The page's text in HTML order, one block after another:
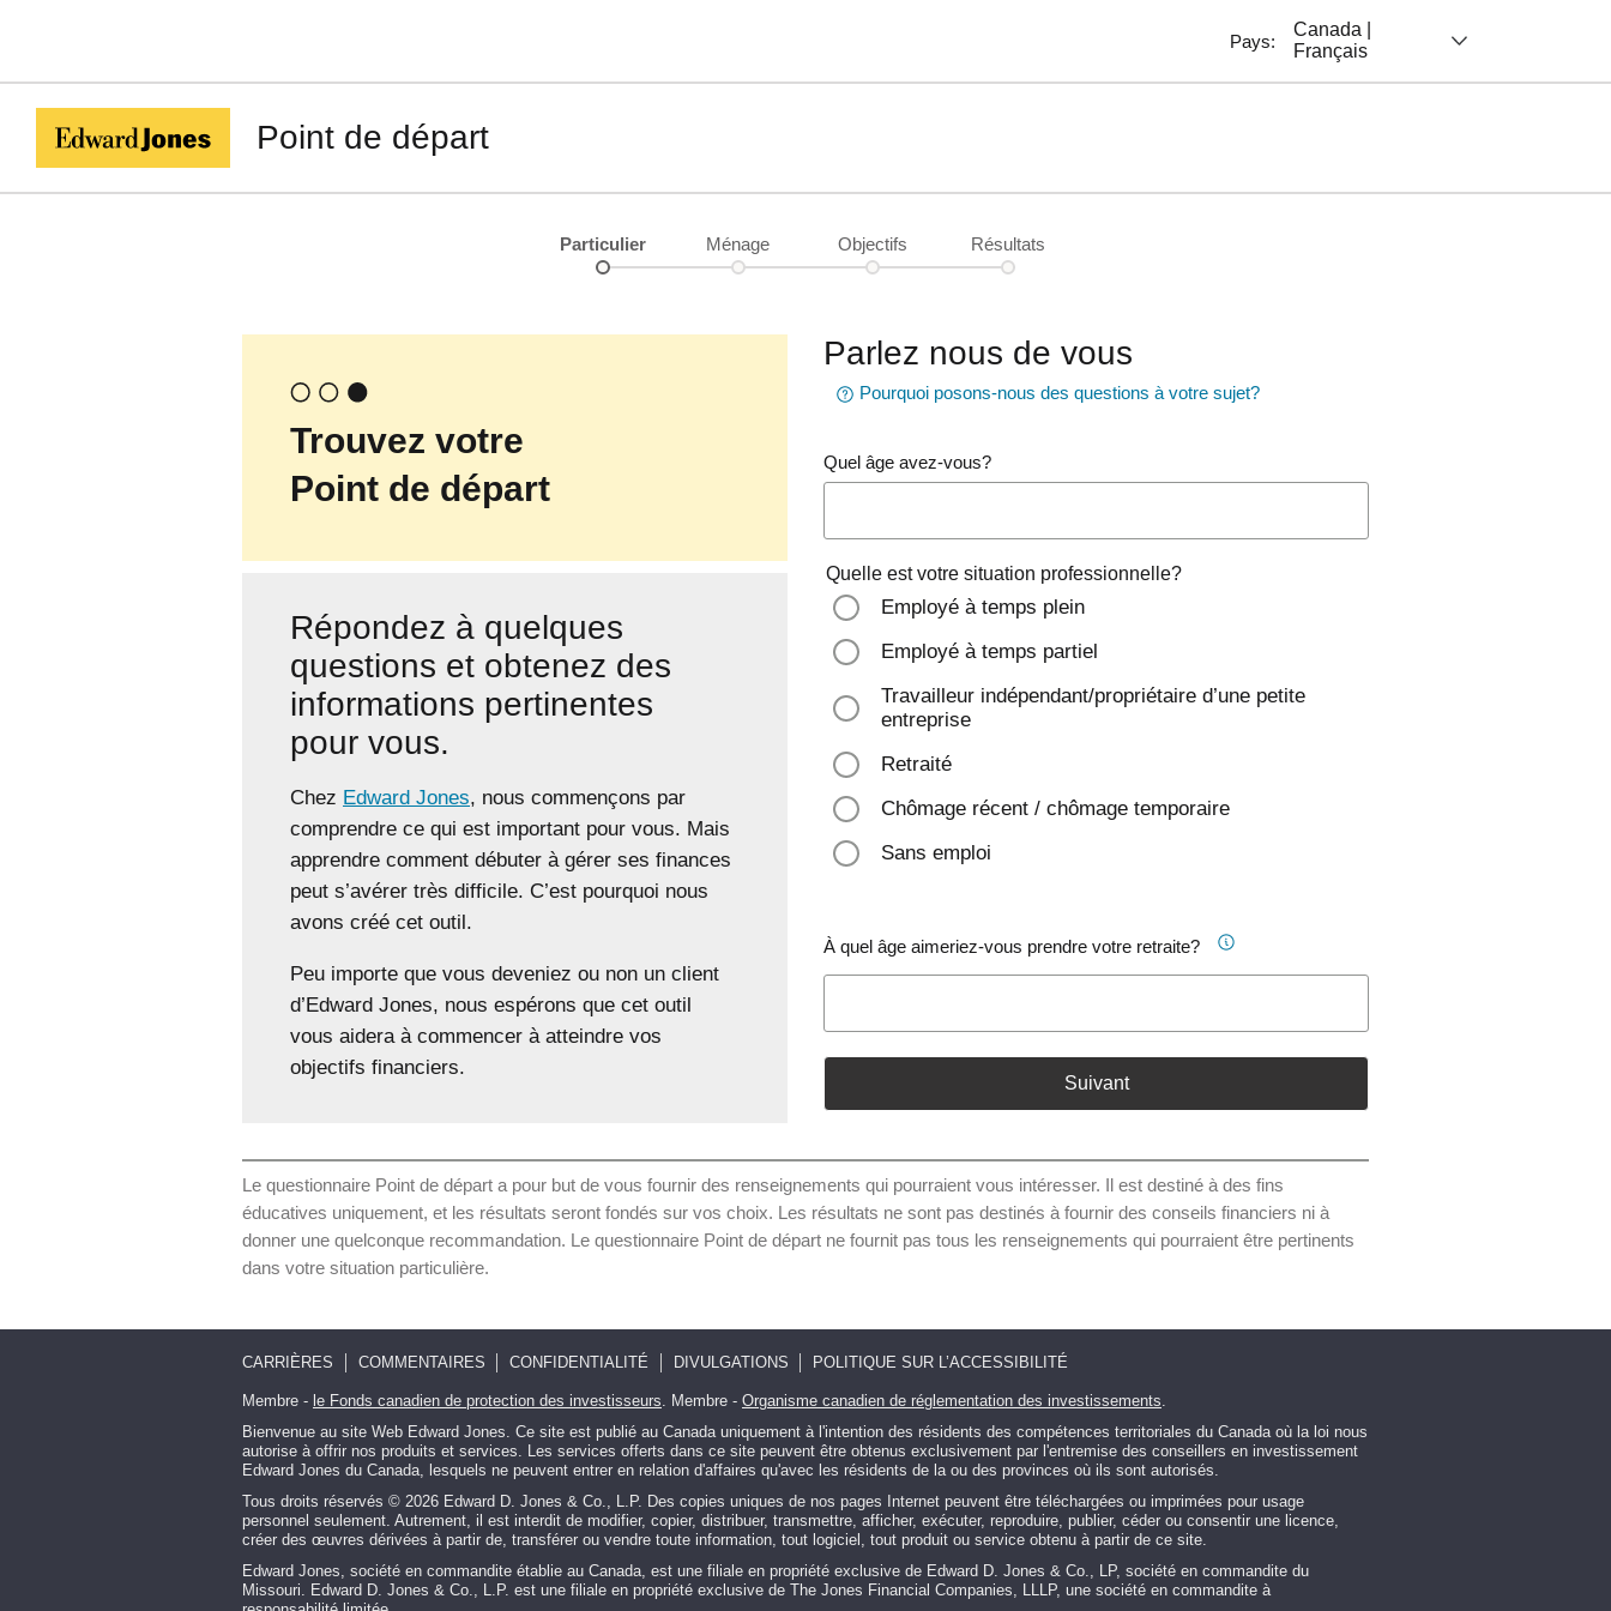
Pays:
Canada |
Français
Point de départ
Particulier Ménage Objectifs Résultats
Trouvez votre
Point de départ
Répondez à quelques
questions et obtenez des
informations pertinentes
pour vous.
Chez Edward Jones, nous commençons par
comprendre ce qui est important pour vous. Mais
apprendre comment débuter à gérer ses finances
peut s’avérer très difficile. C’est pourquoi nous
avons créé cet outil.
Peu importe que vous deveniez ou non un client
d’Edward Jones, nous espérons que cet outil
vous aidera à commencer à atteindre vos
objectifs financiers.
Parlez nous de vous
Pourquoi posons-nous des questions à votre sujet?
Quel âge avez-vous?
Quelle est votre situation professionnelle?
Employé à temps plein
Employé à temps partiel
Travailleur indépendant/propriétaire d’une petite
entreprise
Retraité
Chômage récent / chômage temporaire
Sans emploi
À quel âge aimeriez-vous prendre votre retraite?
Suivant
Le questionnaire Point de départ a pour but de vous fournir des renseignements qui pourraient vous intéresser. Il est destiné à des fins
éducatives uniquement, et les résultats seront fondés sur vos choix. Les résultats ne sont pas destinés à fournir des conseils financiers ni à
donner une quelconque recommandation. Le questionnaire Point de départ ne fournit pas tous les renseignements qui pourraient être pertinents
dans votre situation particulière.
CARRIÈRES COMMENTAIRES CONFIDENTIALITÉ DIVULGATIONS POLITIQUE SUR L’ACCESSIBILITÉ
Membre - le Fonds canadien de protection des investisseurs. Membre - Organisme canadien de réglementation des investissements.
Bienvenue au site Web Edward Jones. Ce site est publié au Canada uniquement à l'intention des résidents des compétences territoriales du Canada où la loi nous
autorise à offrir nos produits et services. Les services offerts dans ce site peuvent être obtenus exclusivement par l'entremise des conseillers en investissement
Edward Jones du Canada, lesquels ne peuvent entrer en relation d'affaires qu'avec les résidents de la ou des provinces où ils sont autorisés.
Tous droits réservés © 2026 Edward D. Jones & Co., L.P. Des copies uniques de nos pages Internet peuvent être téléchargées ou imprimées pour usage
personnel seulement. Autrement, il est interdit de modifier, copier, distribuer, transmettre, afficher, exécuter, reproduire, publier, céder ou consentir une licence,
créer des œuvres dérivées à partir de, transférer ou vendre toute information, tout logiciel, tout produit ou service obtenu à partir de ce site.
Edward Jones, société en commandite établie au Canada, est une filiale en propriété exclusive de Edward D. Jones & Co., LP, société en commandite du
Missouri. Edward D. Jones & Co., L.P. est une filiale en propriété exclusive de The Jones Financial Companies, LLLP, une société en commandite à